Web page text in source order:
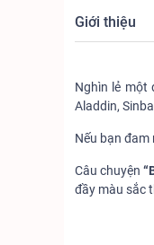
Giới thiệu
Nghìn lẻ một
Aladdin,
Nếu bạn đam
Câu chuyện
đầy màu sắc